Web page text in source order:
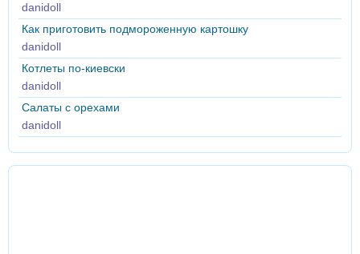
danidoll
Как приготовить подмороженную картошку
danidoll
Котлеты по-киевски
danidoll
Салаты с орехами
danidoll